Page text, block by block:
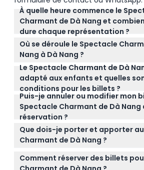
À quelle heure commence le
Charmant de Dà Nang et
dure chaque représentation ?
Le Spectacle Charmant de Dà
représentations quotidiennes à
chacune durant environ 70
vérifier la disponibilité et les
la réservation en ligne.
Où se déroule le Spectacle
Nang à Dà Nang ?
Le spectacle a lieu à la Maison de
Travail de Dà Nang, située au 2, rue
Tháng Tám dans le district de Hải
Le Spectacle Charmant de Dà
adapté aux enfants et quelles
conditions pour les billets ?
Les enfants mesurant moins de
gratuitement mais n'ont pas de
entre 80 et 120 cm doivent avoir
ceux de plus de 120 cm
Le spectacle est familial et adapté
Puis-je annuler ou modifier mon
Spectacle Charmant de Dà Nang
réservation ?
Non — une fois réservés en ligne,
peuvent être annulés,
veuillez être sûr de vos plans avant
Que dois-je porter et apporter
Charmant de Dà Nang ?
Il est recommandé de porter des
décontractés et confortables
Comment réserver des billets